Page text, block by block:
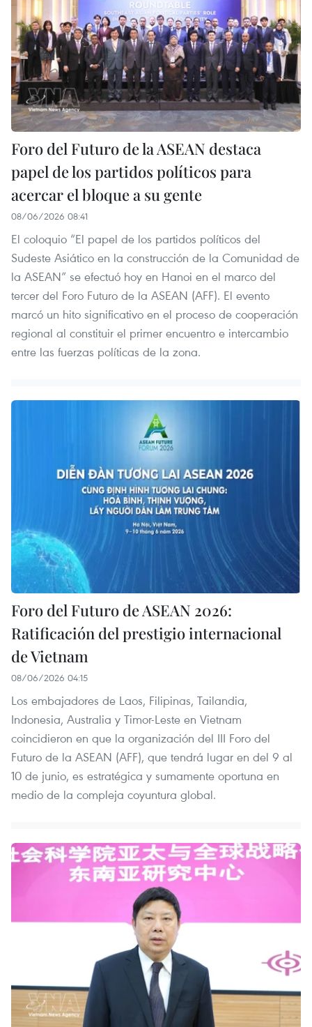
Foro del Futuro de la ASEAN destaca
papel de los partidos políticos para
acercar el bloque a su gente
08/06/2026 08:41
El coloquio “El papel de los partidos políticos del
Sudeste Asiático en la construcción de la Comunidad de
la ASEAN” se efectuó hoy en Hanoi en el marco del
tercer del Foro Futuro de la ASEAN (AFF). El evento
marcó un hito significativo en el proceso de cooperación
regional al constituir el primer encuentro e intercambio
entre las fuerzas políticas de la zona.
Foro del Futuro de ASEAN 2026:
Ratificación del prestigio internacional
de Vietnam
08/06/2026 04:15
Los embajadores de Laos, Filipinas, Tailandia,
Indonesia, Australia y Timor-Leste en Vietnam
coincidieron en que la organización del III Foro del
Futuro de la ASEAN (AFF), que tendrá lugar en del 9 al
10 de junio, es estratégica y sumamente oportuna en
medio de la compleja coyuntura global.